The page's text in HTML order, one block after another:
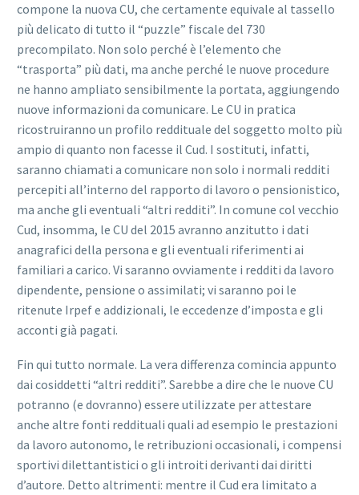
compone la nuova CU, che certamente equivale al tassello
più delicato di tutto il “puzzle” fiscale del 730
precompilato. Non solo perché è l’elemento che
“trasporta” più dati, ma anche perché le nuove procedure
ne hanno ampliato sensibilmente la portata, aggiungendo
nuove informazioni da comunicare. Le CU in pratica
ricostruiranno un profilo reddituale del soggetto molto più
ampio di quanto non facesse il Cud. I sostituti, infatti,
saranno chiamati a comunicare non solo i normali redditi
percepiti all’interno del rapporto di lavoro o pensionistico,
ma anche gli eventuali “altri redditi”. In comune col vecchio
Cud, insomma, le CU del 2015 avranno anzitutto i dati
anagrafici della persona e gli eventuali riferimenti ai
familiari a carico. Vi saranno ovviamente i redditi da lavoro
dipendente, pensione o assimilati; vi saranno poi le
ritenute Irpef e addizionali, le eccedenze d’imposta e gli
acconti già pagati.
Fin qui tutto normale. La vera differenza comincia appunto
dai cosiddetti “altri redditi”. Sarebbe a dire che le nuove CU
potranno (e dovranno) essere utilizzate per attestare
anche altre fonti reddituali quali ad esempio le prestazioni
da lavoro autonomo, le retribuzioni occasionali, i compensi
sportivi dilettantistici o gli introiti derivanti dai diritti
d’autore. Detto altrimenti: mentre il Cud era limitato a